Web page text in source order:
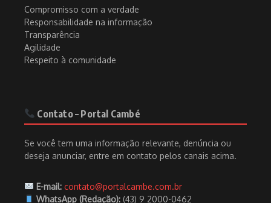
Compromisso com a verdade
Responsabilidade na informação
Transparência
Agilidade
Respeito à comunidade
Contato – Portal Cambé
Se você tem uma informação relevante, denúncia ou
deseja anunciar, entre em contato pelos canais acima.
E-mail: contato@portalcambe.com.br
WhatsApp (Redação):(43) 9 2000-0462